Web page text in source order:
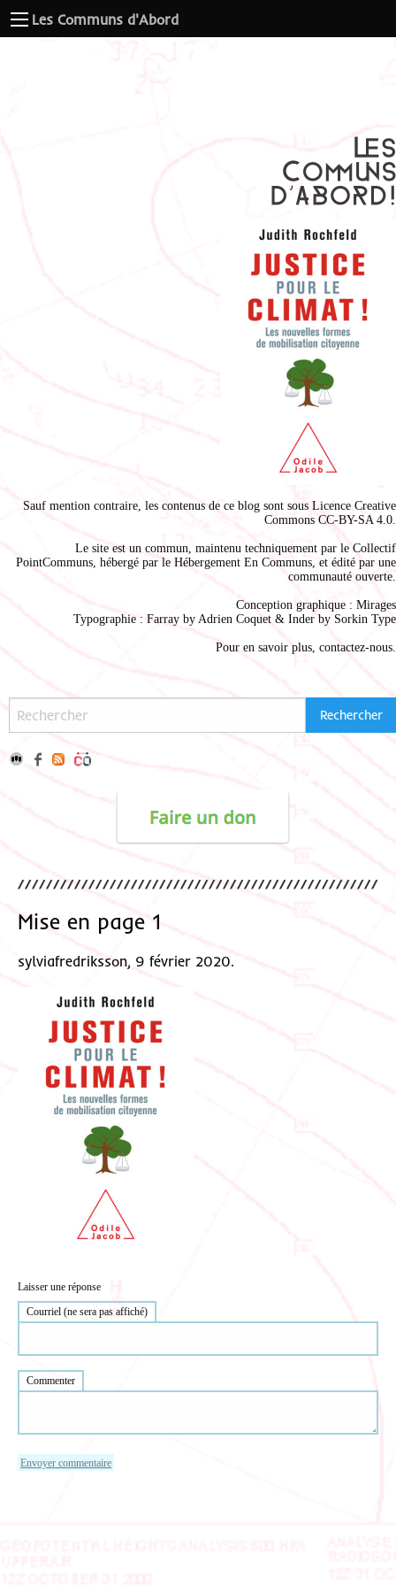
Les Communs d'Abord
Sauf mention contraire, les contenus de ce blog sont sous Licence Creative
Commons CC-BY-SA 4.0
Le site est un commun, maintenu techniquement par le Collectif
PointCommuns , hébergé par le Hébergement En Communs , et édité par une
communauté ouverte.
Conception graphique : Mirages
Typographie : Farray by Adrien Coquet & Inder by Sorkin Type
Pour en savoir plus, contactez-nous
Mise en page 1
sylviafredriksson, 9 février 2020.
Laisser une réponse
Courriel (ne sera pas affiché)
Commenter